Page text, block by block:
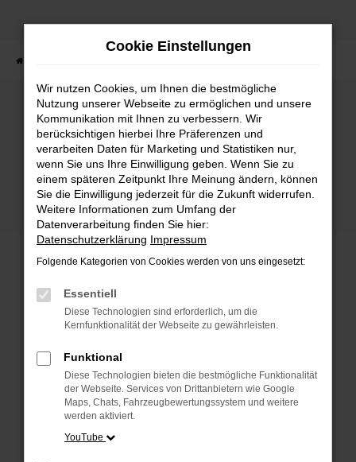
Zum
Fehler: Network Error
Beim Laden ist ein Fehler aufgetreten.
Hier sind ein paar Tipps, die dir helfen können:
Überprüfe deine Firewall und deine
Internetverbindung.
Laden andere Webseiten, zum Beispiel deine
Suchmaschine?
Prüfe deine Browsererweiterungen.
Manche Erweiterungen, wie Werbeblocker,
können das Laden bestimmter Seiten
anderen Browser oder in einem privaten
Fenster?
Starte dein Gerät neu.
Das kann manchmal helfen, vorübergehende
Probleme zu beheben.
Cookie Einstellungen
Wir nutzen Cookies, um Ihnen die bestmögliche
Nutzung unserer Webseite zu ermöglichen und unsere
Kommunikation mit Ihnen zu verbessern. Wir
berücksichtigen hierbei Ihre Präferenzen und
verarbeiten Daten für Marketing und Statistiken nur,
wenn Sie uns Ihre Einwilligung geben. Wenn Sie zu
einem späteren Zeitpunkt Ihre Meinung ändern, können
Sie die Einwilligung jederzeit für die Zukunft widerrufen.
Weitere Informationen zum Umfang der
Datenverarbeitung finden Sie hier:
Datenschutzerklärung Impressum
Folgende Kategorien von Cookies werden von uns eingesetzt:
Essentiell
Diese Technologien sind erforderlich, um die
Kernfunktionalität der Webseite zu gewährleisten.
Funktional
Diese Technologien bieten die bestmögliche Funktionalität
der Webseite. Services von Drittanbietern wie Google
Maps, Chats, Fahrzeugbewertungssystem und weitere
werden aktiviert.
YouTube